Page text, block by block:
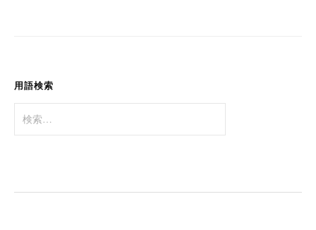
用語検索
索: